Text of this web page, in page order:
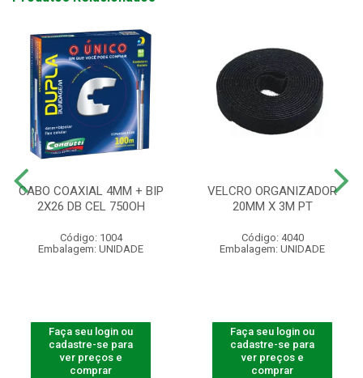
CABO COAXIAL 4MM + BIP
2X26 DB CEL 750OH
Código: 1004
Embalagem: UNIDADE
Faça seu login ou
cadastre-se para
ver preços e
comprar
VELCRO ORGANIZADOR
20MM X 3M PT
Código: 4040
Embalagem: UNIDADE
Faça seu login ou
cadastre-se para
ver preços e
comprar